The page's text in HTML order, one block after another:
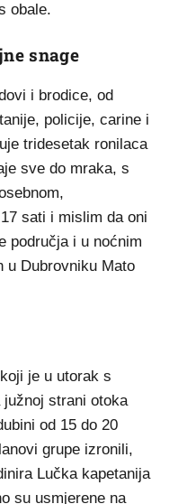
obale.
snage
i brodice, od
policije, carine i
tridesetak ronilaca
sve do mraka, s
sati i mislim da oni
područja i u noćnim
u Dubrovniku Mato
je u utorak s
strani otoka
od 15 do 20
grupe izronili,
Lučka kapetanija
su usmjerene na